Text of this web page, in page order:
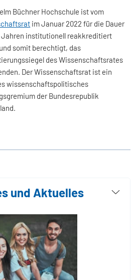
Büchner Hochschule ist vom
im Januar 2022 für die Dauer
Jahren institutionell reakkreditiert
somit berechtigt, das
des Wissenschaftsrates
Der Wissenschaftsrat ist ein
wissenschaftspolitisches
der Bundesrepublik
und Aktuelles